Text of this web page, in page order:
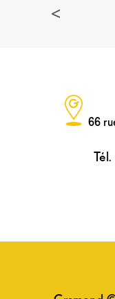
<
66
Tél.